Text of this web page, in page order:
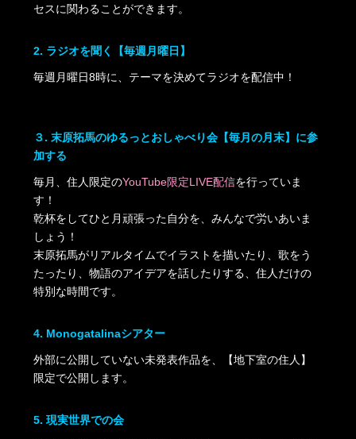
セスに関わることができます。
2. ラジオを聞く【毎週月曜日】
毎週月曜日8時に、テーマを決めてラジオを配信中！
３. 末原拓馬のゆるっとおしゃべり会【毎月の月末】に参
加する
毎月、住人限定のYouTube限定LIVE配信を行っていま
す！
乾杯をしてひと月頑張った自分を、みんなで労いあいま
しょう！
末原拓馬がリアルタイムでイラストを描いたり、歌をう
たったり、物語のアイデアを話したりする、住人だけの
特別な時間です。
4. Monogatalinaシアター
外部に公開していない未発表作品を、【地下室の住人】
限定で公開します。
5. 現実世界での会